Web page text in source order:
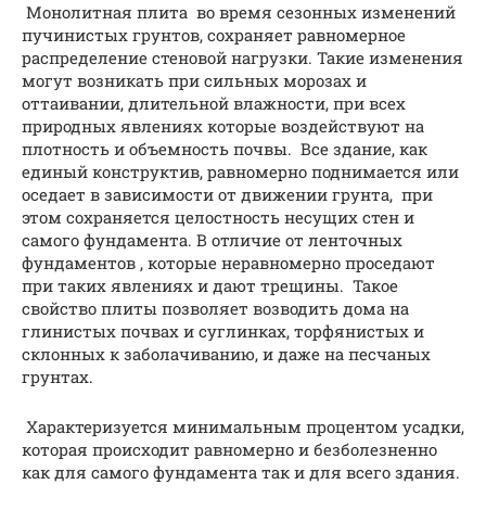
Монолитная плита во время сезонных изменений
пучинистых грунтов, сохраняет равномерное
распределение стеновой нагрузки. Такие изменения
могут возникать при сильных морозах и
оттаивании, длительной влажности, при всех
природных явлениях которые воздействуют на
плотность и объемность почвы. Все здание, как
единый конструктив, равномерно поднимается или
оседает в зависимости от движении грунта, при
этом сохраняется целостность несущих стен и
самого фундамента. В отличие от ленточных
фундаментов , которые неравномерно проседают
при таких явлениях и дают трещины. Такое
свойство плиты позволяет возводить дома на
глинистых почвах и суглинках, торфянистых и
склонных к заболачиванию, и даже на песчаных
грунтах.
Характеризуется минимальным процентом усадки,
которая происходит равномерно и безболезненно
как для самого фундамента так и для всего здания.